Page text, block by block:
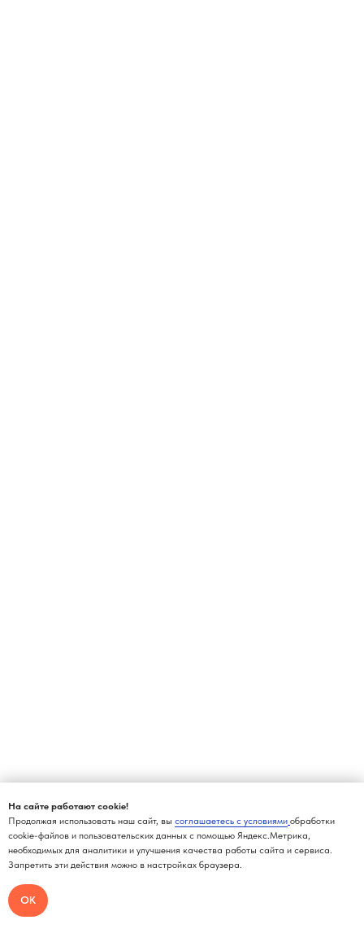
На сайте работают cookie!
Продолжая использовать наш сайт, вы соглашаетесь с условиями обработки
cookie-файлов и пользовательских данных с помощью Яндекс.Метрика,
необходимых для аналитики и улучшения качества работы сайта и сервиса.
Запретить эти действия можно в настройках браузера.
ОК